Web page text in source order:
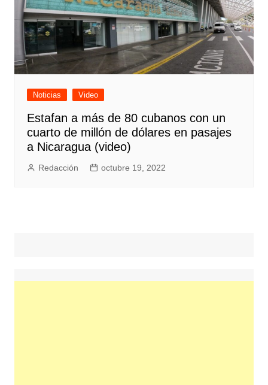
Noticias Video
Estafan a más de 80 cubanos con un
cuarto de millón de dólares en pasajes
a Nicaragua (video)
Redacción octubre 19, 2022